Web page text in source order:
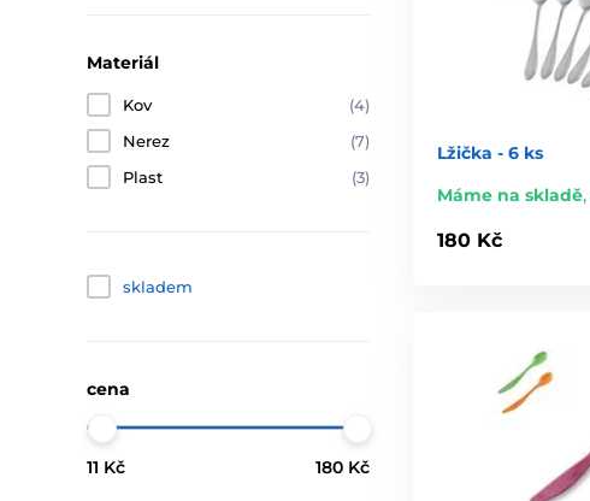
Materiál
Kov
(4)
Nerez
(7)
Plast
(3)
skladem
cena
11 Kč 180 Kč
Lžička - 6 ks
Máme na skladě,
180 Kč